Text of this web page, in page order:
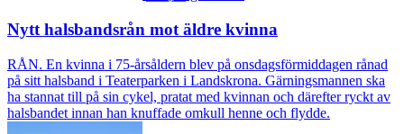
Nytt halsbandsrån mot äldre kvinna
RÅN. En kvinna i 75-årsåldern blev på onsdagsförmiddagen rånad
på sitt halsband i Teaterparken i Landskrona. Gärningsmannen ska
ha stannat till på sin cykel, pratat med kvinnan och därefter ryckt av
halsbandet innan han knuffade omkull henne och flydde.